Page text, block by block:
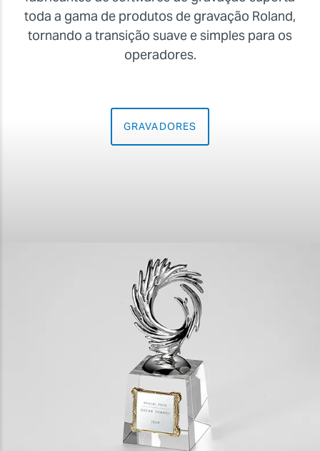
toda a gama de produtos de gravação Roland,
tornando a transição suave e simples para os
operadores.
GRAVADORES